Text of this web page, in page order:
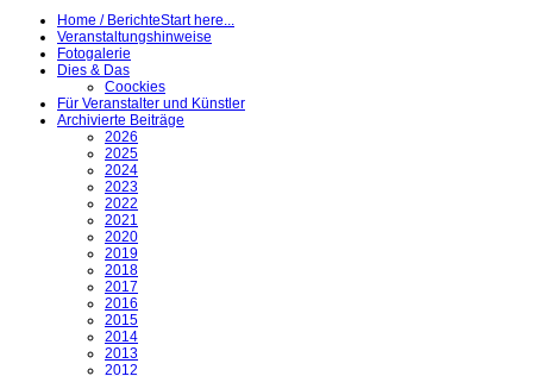
Home / BerichteStart here...
Veranstaltungshinweise
Fotogalerie
Dies & Das
Coockies
Für Veranstalter und Künstler
Archivierte Beiträge
2026
2025
2024
2023
2022
2021
2020
2019
2018
2017
2016
2015
2014
2013
2012